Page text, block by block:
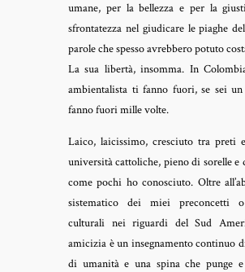
umane, per la bellezza e per la
sfrontatezza nel giudicare le piaghe
parole che spesso avrebbero potuto
La sua libertà, insomma. In
ambientalista ti fanno fuori, se sei
fanno fuori mille volte.
Laico, laicissimo, cresciuto tra preti
università cattoliche, pieno di sorelle e
come pochi ho conosciuto. Oltre
sistematico dei miei preconcetti
culturali nei riguardi del Sud
amicizia è un insegnamento continuo
di umanità e una spina che punge